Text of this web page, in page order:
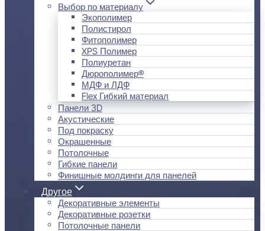
Выбор по материалу
Экополимер
Полистирол
Фитополимер
XPS Полимер
Полиуретан
Дюрополимер®
МДФ и ЛДФ
Flex Гибкий материал
Панели 3D
Акустические
Под покраску
Окрашенные
Потолочные
Гибкие панели
Финишные молдинги для панелей
Другое
Декоративные элементы
Декоративные розетки
Потолочные панели